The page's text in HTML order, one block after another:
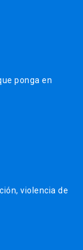
ponga en
violencia de